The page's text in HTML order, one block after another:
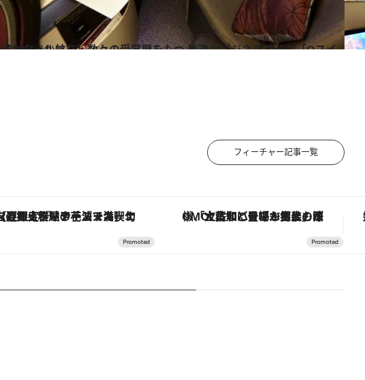
2022.7.14
【カタール航空】数々の受賞歴をもつ 秀逸なビジネスクラス「Qスイート」
旅＆お出かけ
フィーチャー記事一覧
【夏限定ディナーコース】旬を迎える稚鮎や花ズッキーニなどをイタリア・トスカーナの郷土料理の手法で満喫！ 「土佐和ハーブかき氷」がOMO7高知に登場！生姜、山椒、大葉など目にも舌にも涼を呼ぶ郷土の味